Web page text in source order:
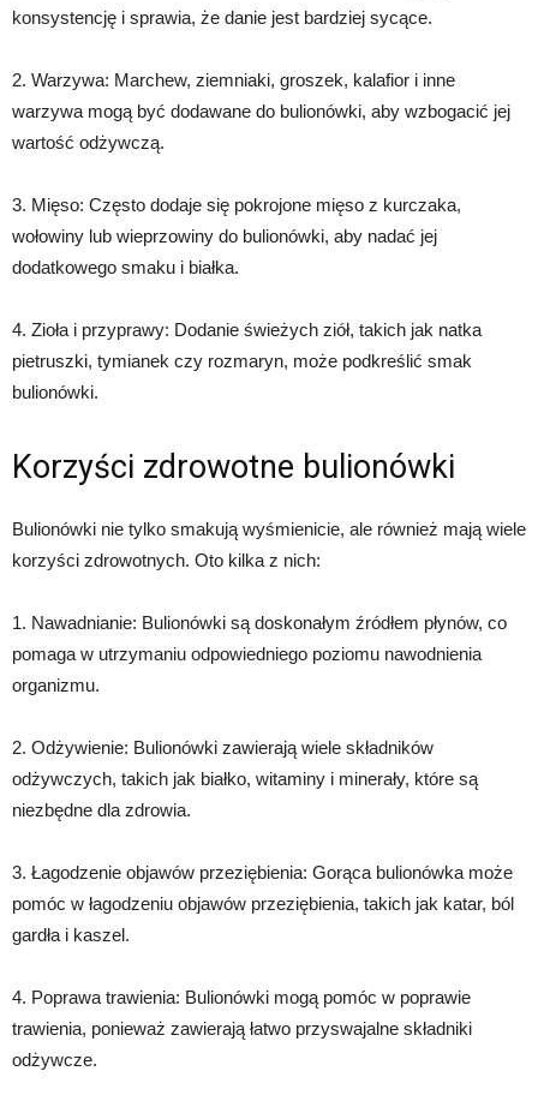
konsystencję i sprawia, że danie jest bardziej sycące.
2. Warzywa: Marchew, ziemniaki, groszek, kalafior i inne
warzywa mogą być dodawane do bulionówki, aby wzbogacić jej
wartość odżywczą.
3. Mięso: Często dodaje się pokrojone mięso z kurczaka,
wołowiny lub wieprzowiny do bulionówki, aby nadać jej
dodatkowego smaku i białka.
4. Zioła i przyprawy: Dodanie świeżych ziół, takich jak natka
pietruszki, tymianek czy rozmaryn, może podkreślić smak
bulionówki.
Korzyści zdrowotne bulionówki
Bulionówki nie tylko smakują wyśmienicie, ale również mają wiele
korzyści zdrowotnych. Oto kilka z nich:
1. Nawadnianie: Bulionówki są doskonałym źródłem płynów, co
pomaga w utrzymaniu odpowiedniego poziomu nawodnienia
organizmu.
2. Odżywienie: Bulionówki zawierają wiele składników
odżywczych, takich jak białko, witaminy i minerały, które są
niezbędne dla zdrowia.
3. Łagodzenie objawów przeziębienia: Gorąca bulionówka może
pomóc w łagodzeniu objawów przeziębienia, takich jak katar, ból
gardła i kaszel.
4. Poprawa trawienia: Bulionówki mogą pomóc w poprawie
trawienia, ponieważ zawierają łatwo przyswajalne składniki
odżywcze.